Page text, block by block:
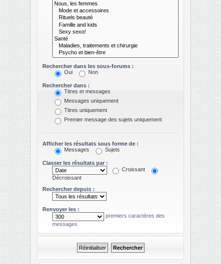
Rechercher dans les sous-forums :
Oui
Non
Rechercher dans :
Titres et messages
Messages uniquement
Titres uniquement
Premier message des sujets uniquement
Afficher les résultats sous forme de :
Messages
Sujets
Classer les résultats par :
Croissant
Décroissant
Rechercher depuis :
Renvoyer les :
premiers caractères des
messages